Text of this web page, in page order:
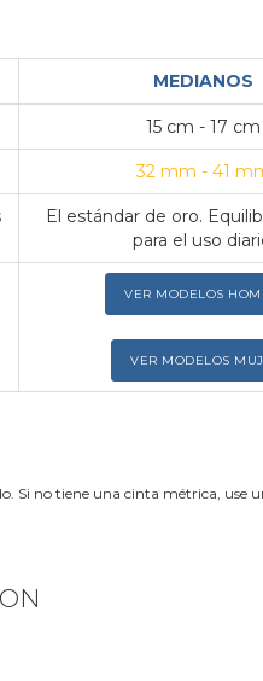
MEDIANOS
15 cm - 17 cm
32 mm - 41
El estándar de oro.
para el uso
VER MODELOS
VER MODELOS
Si no tiene una cinta métrica,